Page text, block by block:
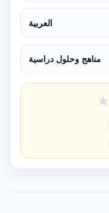
العربية
مناهج وحلول دراسية
★